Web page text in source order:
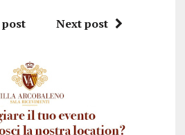
Next post